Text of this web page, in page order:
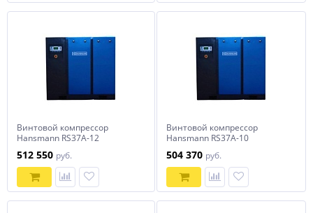
Винтовой компрессор
Hansmann RS37A-12
512 550 руб.
Винтовой компрессор
Hansmann RS37A-10
504 370 руб.